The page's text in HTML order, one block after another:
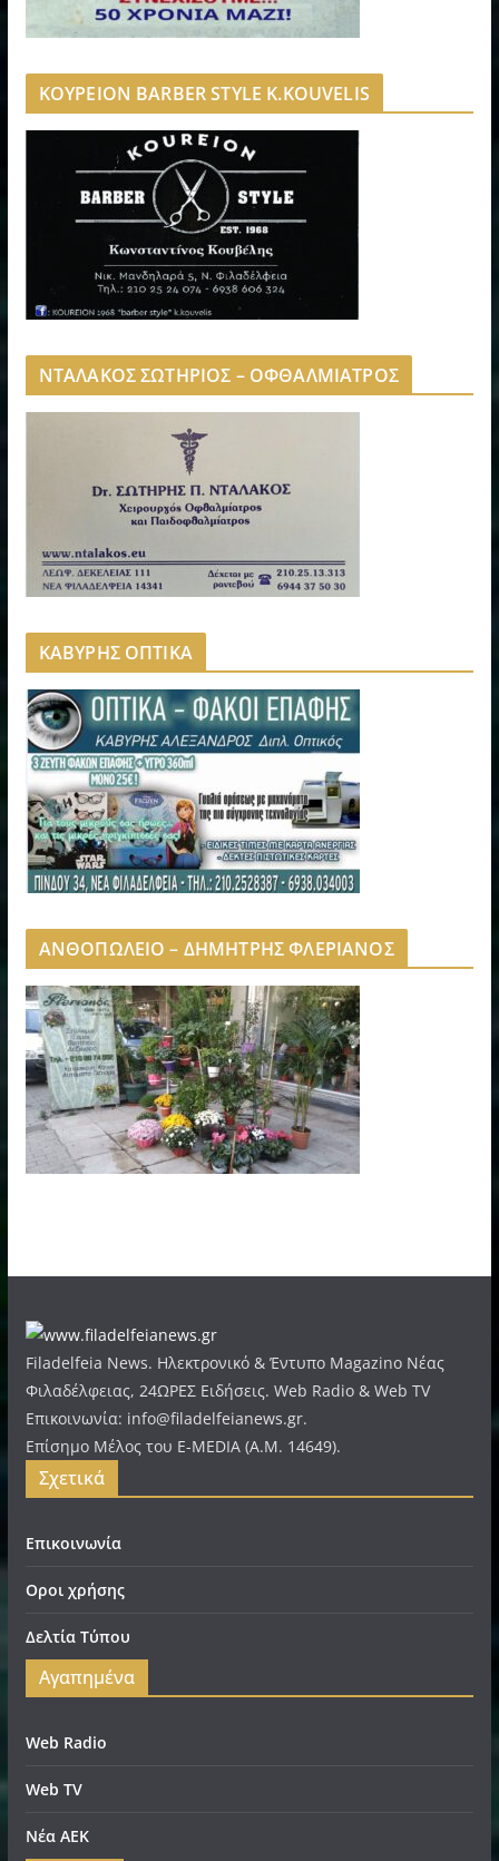
ΚΟΥΡΕΙΟΝ BARBER STYLE K.KOUVELIS
ΝΤΑΛΑΚΟΣ ΣΩΤΗΡΙΟΣ – ΟΦΘΑΛΜΙΑΤΡΟΣ
ΚΑΒΥΡΗΣ ΟΠΤΙΚΑ
ΑΝΘΟΠΩΛΕΙΟ – ΔΗΜΗΤΡΗΣ ΦΛΕΡΙΑΝΟΣ
Filadelfeia News. Ηλεκτρονικό & Έντυπο Magazino Νέας
Φιλαδέλφειας, 24ΩΡΕΣ Ειδήσεις. Web Radio & Web TV
Επικοινωνία: info@filadelfeianews.gr.
Επίσημο Μέλος του E-MEDIA (A.M. 14649).
Σχετικά
Επικοινωνία
Οροι χρήσης
Δελτία Τύπου
Αγαπημένα
Web Radio
Web TV
Νέα ΑΕΚ